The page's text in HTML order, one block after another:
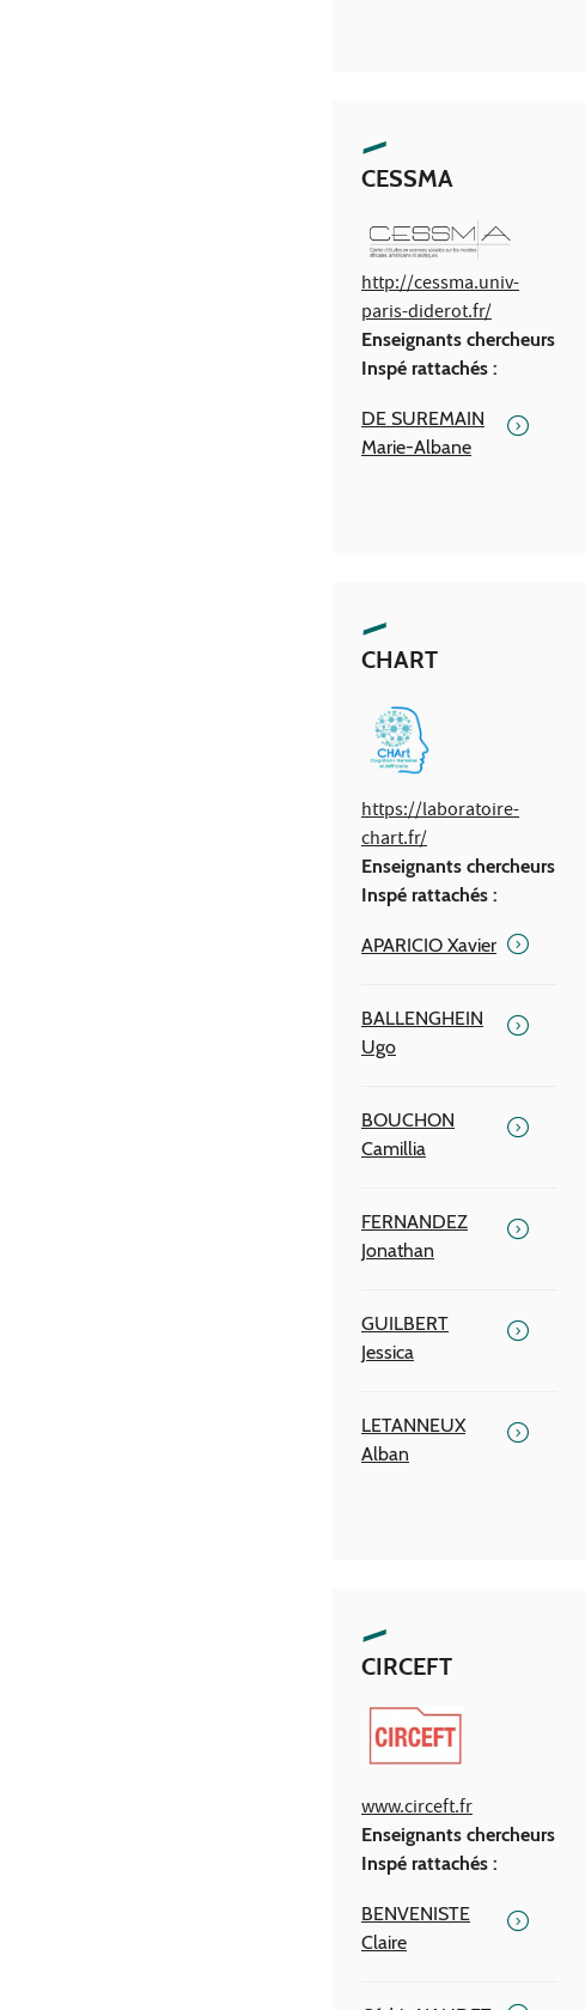
CESSMA
http://cessma.univ-
paris-diderot.fr/
Enseignants chercheurs
Inspé rattachés :
DE SUREMAIN
Marie-Albane
CHART
https://laboratoire-
chart.fr/​
Enseignants chercheurs
Inspé rattachés :
APARICIO Xavier
BALLENGHEIN
Ugo
BOUCHON
Camillia
FERNANDEZ
Jonathan
GUILBERT
Jessica
LETANNEUX
Alban
CIRCEFT
www.circeft.fr
Enseignants chercheurs
Inspé rattachés :
BENVENISTE
Claire